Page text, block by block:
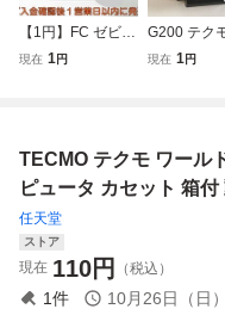
【1円】FC ゼビウ
ス ファミリーコン
現在 1円
G200 テク
ールドカッ
現在 1円
TECMO テクモ ワール
ピュータ カセット 箱
任天堂
ストア
現在 110円 （税込）
1件 10月26日（日